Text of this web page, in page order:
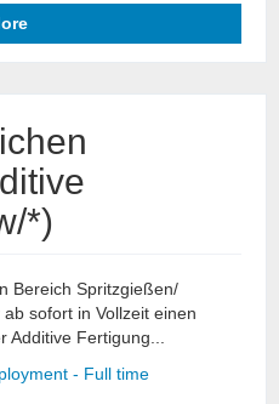
*)
Bereich Spritzgießen/
sofort in Vollzeit einen
Fertigung...
- Full time